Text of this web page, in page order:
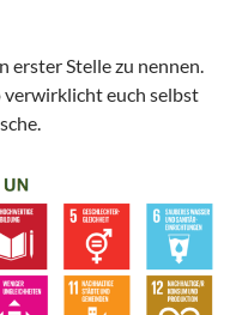
erster Stelle zu nennen.
verwirklicht euch selbst